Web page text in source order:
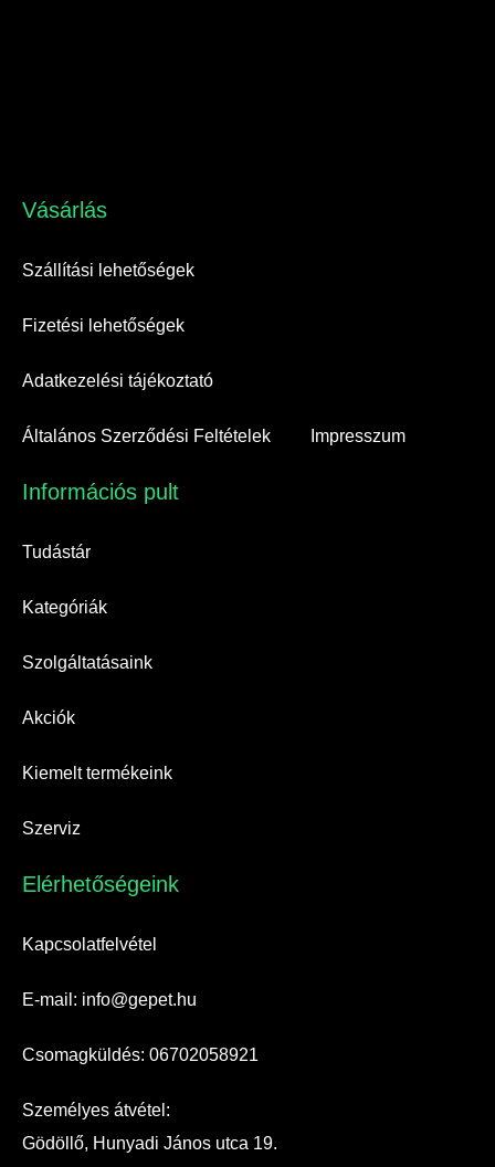
Vásárlás​
Szállítási lehetőségek
Fizetési lehetőségek
Adatkezelési tájékoztató
Általános Szerződési Feltételek Impresszum
Információs pult​
Tudástár
Kategóriák
Szolgáltatásaink
Akciók
Kiemelt termékeink
Szerviz
Elérhetőségeink​
Kapcsolatfelvétel
E-mail: info@gepet.hu
Csomagküldés: 06702058921
Személyes átvétel:
Gödöllő, Hunyadi János utca 19.